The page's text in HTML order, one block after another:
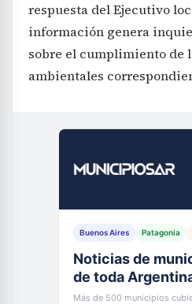
respuesta del Ejecutivo
información genera
sobre el cumplimiento de
ambientales
Buenos Aires Patagonia
Noticias de
de toda
Más de 500 municipios